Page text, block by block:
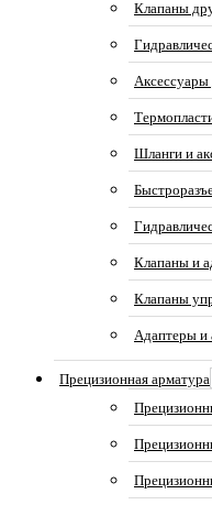
Клапаны
Аксессуары
Шланги и
Клапаны и
Клапаны
Адаптеры и
Прецизионная арматура